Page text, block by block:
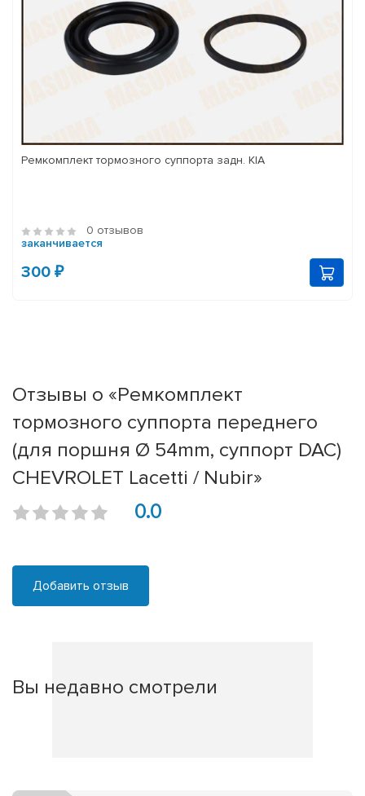
Ремкомплект тормозного суппорта задн. KIA
0 отзывов
заканчивается
300 ₽
Отзывы о «Ремкомплект
тормозного суппорта переднего
(для поршня Ø 54mm, суппорт DAC)
CHEVROLET Lacetti / Nubir»
0.0
Добавить отзыв
Вы недавно смотрели